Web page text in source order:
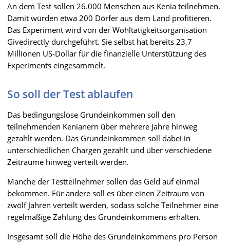
An dem Test sollen 26.000 Menschen aus Kenia teilnehmen.
Damit würden etwa 200 Dörfer aus dem Land profitieren.
Das Experiment wird von der Wohltätigkeitsorganisation
Givedirectly durchgeführt. Sie selbst hat bereits 23,7
Millionen US-Dollar für die finanzielle Unterstützung des
Experiments eingesammelt.
So soll der Test ablaufen
Das bedingungslose Grundeinkommen soll den
teilnehmenden Kenianern über mehrere Jahre hinweg
gezahlt werden. Das Grundeinkommen soll dabei in
unterschiedlichen Chargen gezahlt und über verschiedene
Zeiträume hinweg verteilt werden.
Manche der Testteilnehmer sollen das Geld auf einmal
bekommen. Für andere soll es über einen Zeitraum von
zwölf Jahren verteilt werden, sodass solche Teilnehmer eine
regelmäßige Zahlung des Grundeinkommens erhalten.
Insgesamt soll die Höhe des Grundeinkommens pro Person